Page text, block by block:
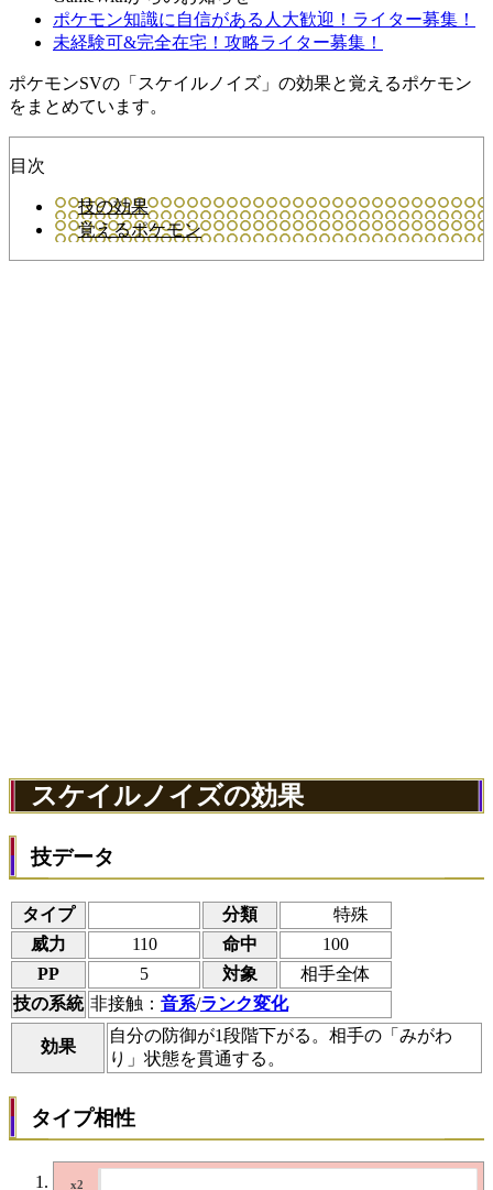
ポケモン知識に自信がある人大歓迎！ライター募集！
未経験可&完全在宅！攻略ライター募集！
ポケモンSVの「スケイルノイズ」の効果と覚えるポケモン
をまとめています。
目次
技の効果
覚えるポケモン
スケイルノイズの効果
技データ
タイプ 分類
特殊
威力
110 命中
100
PP
5 対象
相手全体
技の系統 非接触： 音系/ランク変化
効果
自分の防御が1段階下がる。相手の「みがわ
り」状態を貫通する。
タイプ相性